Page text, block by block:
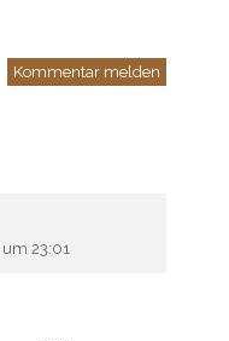
Kommentar melden
23:01